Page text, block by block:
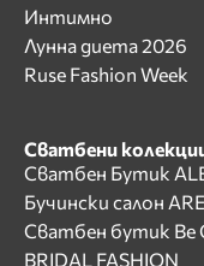
Интимно
Лунна диета 2026
Ruse Fashion Week
Сватбени
Сватбен Бутик
Бучински салон
Сватбен бутик Be
BRIDAL FASHION